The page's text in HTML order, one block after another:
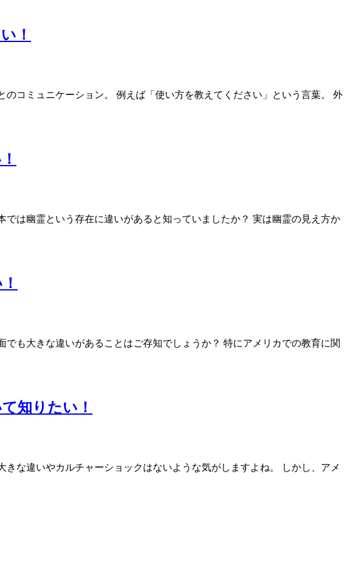
！
コミュニケーション。 例えば「使い方を教えてください」という言葉。 外
は幽霊という存在に違いがあると知っていましたか？ 実は幽霊の見え方か
も大きな違いがあることはご存知でしょうか？ 特にアメリカでの教育に関
知りたい！
な違いやカルチャーショックはないような気がしますよね。 しかし、アメ